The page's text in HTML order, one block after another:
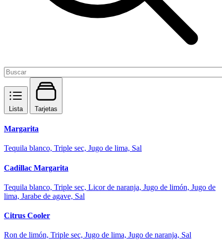
Lista Tarjetas
Margarita
Tequila blanco, Triple sec, Jugo de lima, Sal
Cadillac Margarita
Tequila blanco, Triple sec, Licor de naranja, Jugo de limón, Jugo de
lima, Jarabe de agave, Sal
Citrus Cooler
Ron de limón, Triple sec, Jugo de lima, Jugo de naranja, Sal